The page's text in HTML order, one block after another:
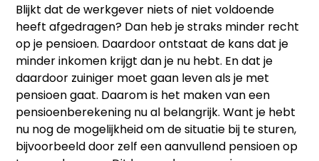
Blijkt dat de werkgever niets of niet voldoende
heeft afgedragen? Dan heb je straks minder recht
op je pensioen. Daardoor ontstaat de kans dat je
minder inkomen krijgt dan je nu hebt. En dat je
daardoor zuiniger moet gaan leven als je met
pensioen gaat. Daarom is het maken van een
pensioenberekening nu al belangrijk. Want je hebt
nu nog de mogelijkheid om de situatie bij te sturen,
bijvoorbeeld door zelf een aanvullend pensioen op